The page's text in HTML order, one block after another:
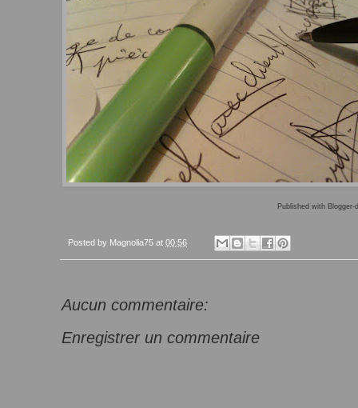
Published with Blogger-
Posted by Magnolia75 at 00:56
Aucun commentaire:
Enregistrer un commentaire